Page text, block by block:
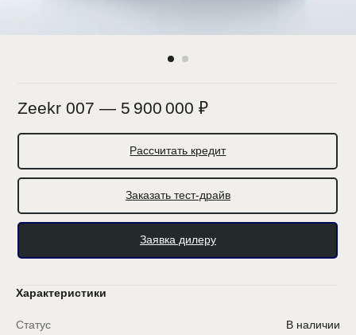
Zeekr 007 — 5 900 000 ₽
Заявка дилеру
Заказать тест-драйв
Рассчитать кредит
В наличии
Статус
Характеристики